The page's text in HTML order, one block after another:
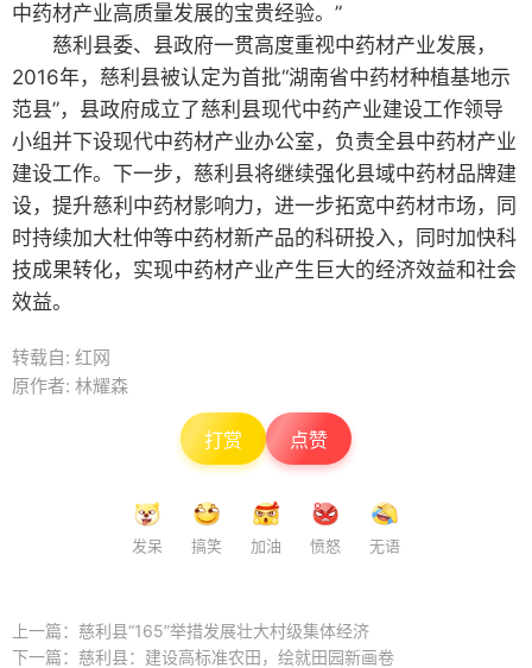
中药材产业高质量发展的宝贵经验。”
慈利县委、县政府一贯高度重视中药材产业发展，
2016年，慈利县被认定为首批“湖南省中药材种植基地示
范县”，县政府成立了慈利县现代中药产业建设工作领导
小组并下设现代中药材产业办公室，负责全县中药材产业
建设工作。下一步，慈利县将继续强化县域中药材品牌建
设，提升慈利中药材影响力，进一步拓宽中药材市场，同
时持续加大杜仲等中药材新产品的科研投入，同时加快科
技成果转化，实现中药材产业产生巨大的经济效益和社会
效益。
转载自: 红网
原作者: 林耀森
打赏 点赞
发呆 搞笑 加油 愤怒 无语
上一篇： 慈利县“165”举措发展壮大村级集体经济
下一篇： 慈利县：建设高标准农田，绘就田园新画卷